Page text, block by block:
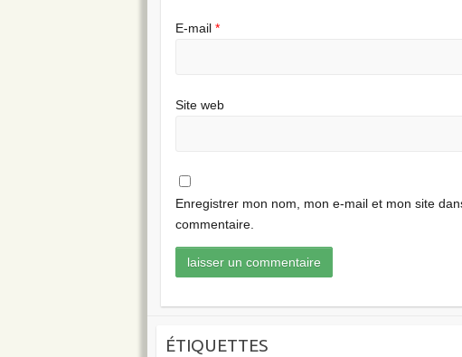
E-mail*
Site web
Enregistrer mon nom, mon e-mail et mon site
commentaire.
ÉTIQUETTES